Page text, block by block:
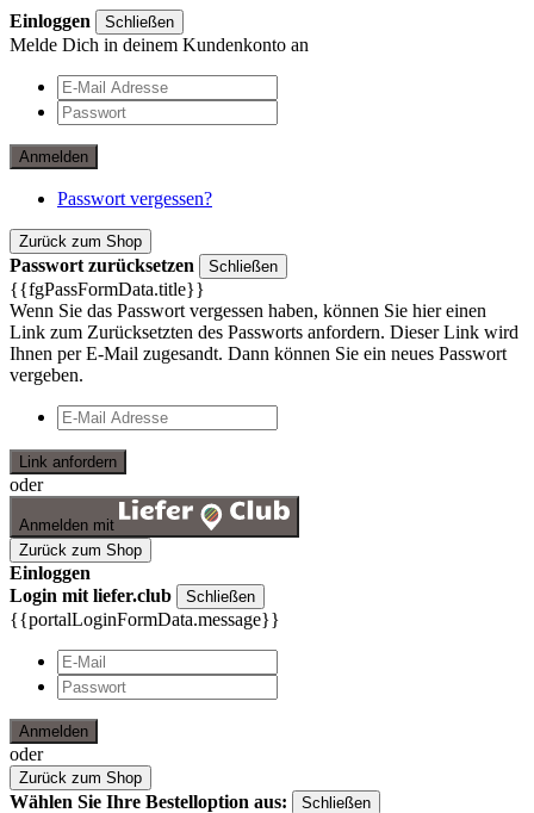
Einloggen Schließen
Melde Dich in deinem Kundenkonto an
Anmelden
Passwort vergessen?
Zurück zum Shop
Passwort zurücksetzen Schließen
{{fgPassFormData.title}}
Wenn Sie das Passwort vergessen haben, können Sie hier einen
Link zum Zurücksetzten des Passworts anfordern. Dieser Link wird
Ihnen per E-Mail zugesandt. Dann können Sie ein neues Passwort
vergeben.
Link anfordern
oder
Anmelden mit
Zurück zum Shop
Einloggen
Login mit liefer.club
Schließen
{{portalLoginFormData.message}}
Anmelden
oder
Zurück zum Shop
Wählen Sie Ihre Bestelloption aus: Schließen